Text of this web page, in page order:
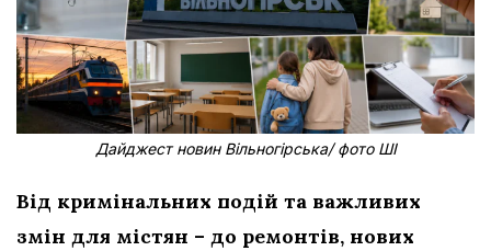
Дайджест новин Вільногірська/ фото ШІ
Від кримінальних подій та важливих
змін для містян – до ремонтів, нових